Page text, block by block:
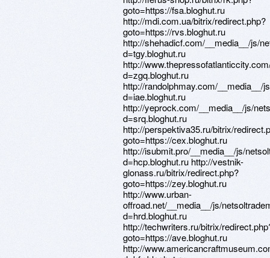
goto=https://fsa.bloghut.ru
http://mdi.com.ua/bitrix/redirect.php?
goto=https://rvs.bloghut.ru
http://shehadicf.com/__media__/js/
d=tgy.bloghut.ru
http://
d=zgq.bloghut.ru
http://randolphmay.com/__media__/
d=iae.bloghut.ru
http://yeprock.com/__media__/js/
d=srq.bloghut.ru
http://perspektiva35.ru/bitrix/
goto=https://cex.bloghut.ru
http://isubmit.pro/__media__/js/
d=hcp.bloghut.ru http://vestnik-
glonass.ru/bitrix/redirect.php?
goto=https://zey.bloghut.ru
http://www.urban-
offroad.net/__media__/js/
d=hrd.bloghut.ru
http://techwriters.ru/bitrix/
goto=https://ave.bloghut.ru
http://